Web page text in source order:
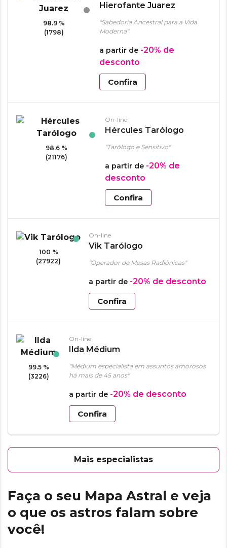
98.9 %
(1798)
Hierofante Juarez
"Sabedoria Ancestral para a Vida
Moderna"
a partir de -20% de
desconto
Confira
98.6 %
(21176)
On-line
Hércules Tarólogo
"Tarólogo e Sensitivo"
a partir de -20% de
desconto
Confira
100 %
(27922)
On-line
Vik Tarólogo
"Operador de Mesas Radiônicas"
a partir de -20% de desconto
Confira
99.5 %
(3226)
On-line
Ilda Médium
"Médium especialista em assuntos amorosos
há mais de 45 anos"
a partir de -20% de desconto
Confira
Mais especialistas
Faça o seu Mapa Astral e veja
o que os astros falam sobre
você!